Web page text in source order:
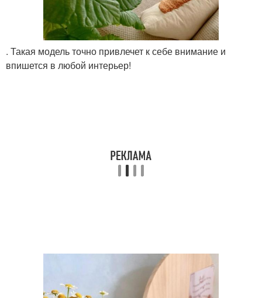
. Такая модель точно привлечет к себе внимание и
впишется в любой интерьер!